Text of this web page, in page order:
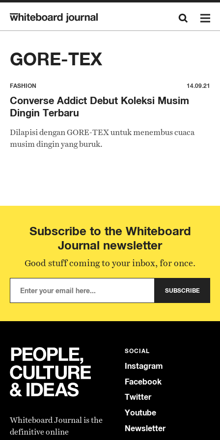
GORE-TEX
FASHION 14.09.21
Converse Addict Debut Koleksi Musim
Dingin Terbaru
Dilapisi dengan GORE-TEX untuk menembus cuaca
musim dingin yang buruk.
Subscribe to the Whiteboard
Journal newsletter
Good stuff coming to your inbox, for once.
SUBSCRIBE
Whiteboard Journal is the
definitive online
SOCIAL
Instagram
Facebook
Twitter
Youtube
Newsletter